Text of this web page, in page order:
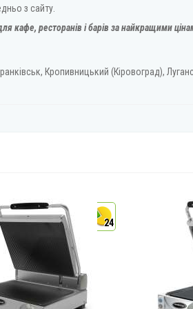
з сайту.
кафе, ресторанів і барів за найкращими
Кропивницький (Кіровоград),
24